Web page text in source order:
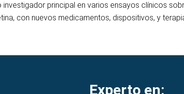
principal en varios ensayos clínicos
con nuevos medicamentos, dispositivos, y
Experto en: